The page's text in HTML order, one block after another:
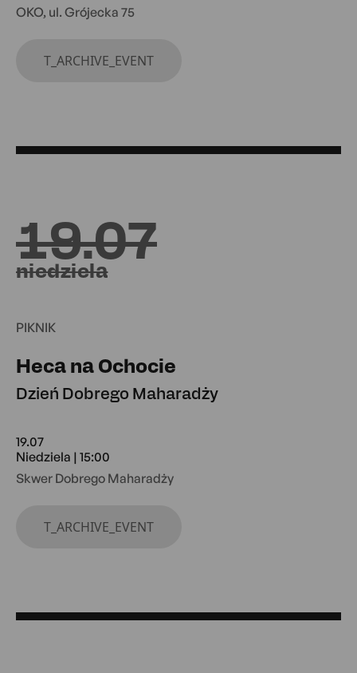
OKO, ul. Grójecka 75
T_ARCHIVE_EVENT
19.07
niedziela
PIKNIK
Heca na Ochocie
Dzień Dobrego Maharadży
19.07
Niedziela | 15:00
Skwer Dobrego Maharadży
T_ARCHIVE_EVENT